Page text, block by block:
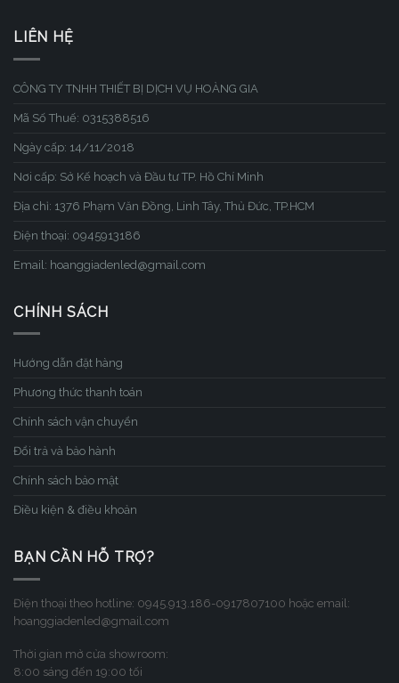
LIÊN HỆ
CÔNG TY TNHH THIẾT BỊ DỊCH VỤ HOÀNG GIA
Mã Số Thuế: 0315388516
Ngày cấp: 14/11/2018
Nơi cấp: Sở Kế hoạch và Đầu tư TP. Hồ Chí Minh
Địa chỉ: 1376 Phạm Văn Đồng, Linh Tây, Thủ Đức, TP.HCM
Điện thoại: 0945913186
Email: hoanggiadenled@gmail.com
CHÍNH SÁCH
Hướng dẫn đặt hàng
Phương thức thanh toán
Chính sách vận chuyển
Đổi trả và bảo hành
Chính sách bảo mật
Điều kiện & điều khoản
BẠN CẦN HỖ TRỢ?
Điện thoại theo hotline: 0945.913.186-0917807100 hoặc email:
hoanggiadenled@gmail.com
Thời gian mở cửa showroom:
8:00 sáng đến 19:00 tối